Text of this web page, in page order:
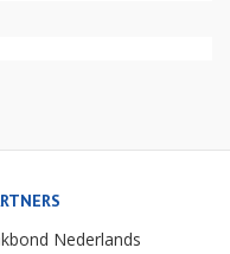
Nederlands